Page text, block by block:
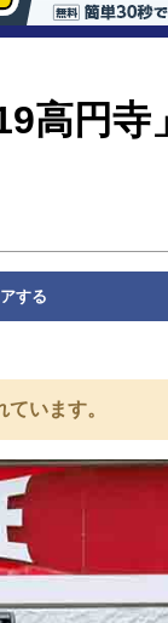
高円寺」
する
います。